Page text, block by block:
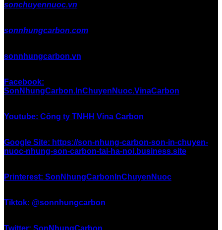
sonchuyennuoc.vn
sonnhungcarbon.com
sonnhungcarbon.vn
Facebook:
SonNhungCarbon.InChuyenNuoc.VinaCarbon
Youtube: Công ty TNHH Vina Carbon
Google Site: https://son-nhung-carbon-son-in-chuyen-
nuoc-nhung-son-carbon-tai-ha-noi.business.site
Printerest: SonNhungCarbonInChuyenNuoc
Tiktok: @sonnhungcarbon